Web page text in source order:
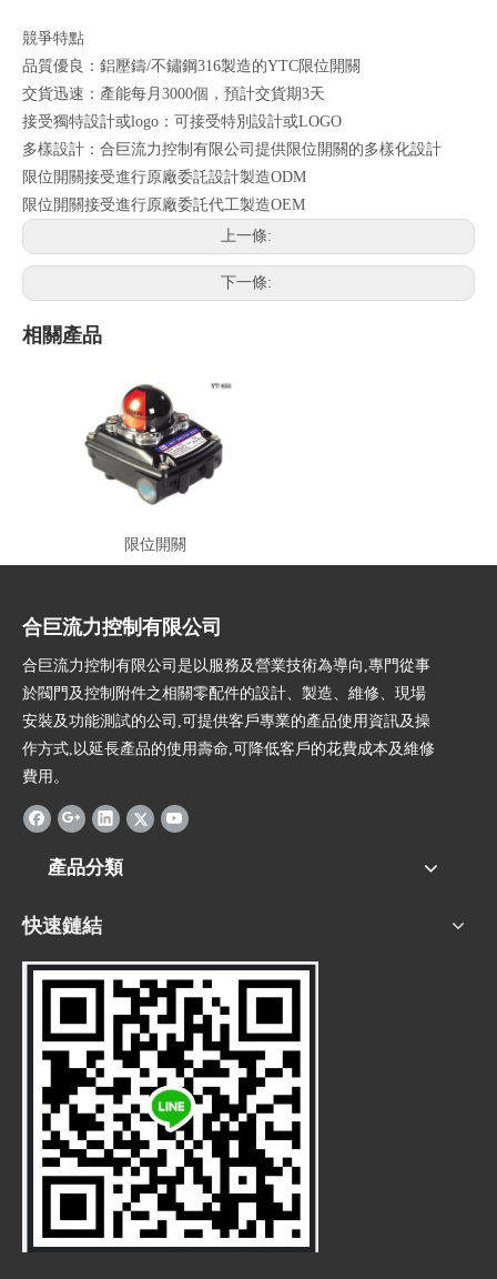
競爭特點
品質優良：鋁壓鑄/不鏽鋼316製造的YTC限位開關
交貨迅速：產能每月3000個，預計交貨期3天
接受獨特設計或logo：可接受特別設計或LOGO
多樣設計：合巨流力控制有限公司提供限位開關的多樣化設計
限位開關接受進行原廠委託設計製造ODM
限位開關接受進行原廠委託代工製造OEM
上一條:
下一條:
相關產品
限位開關
合巨流力控制有限公司
合巨流力控制有限公司是以服務及營業技術為導向,專門從事
於閥門及控制附件之相關零配件的設計、製造、維修、現場
安裝及功能測試的公司,可提供客戶專業的產品使用資訊及操
作方式,以延長產品的使用壽命,可降低客戶的花費成本及維修
費用。
產品分類
快速鏈結